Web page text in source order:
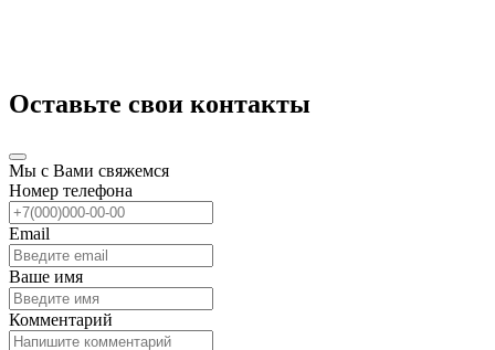
Оставьте свои контакты
Мы с Вами свяжемся
Номер телефона
Email
Ваше имя
Комментарий